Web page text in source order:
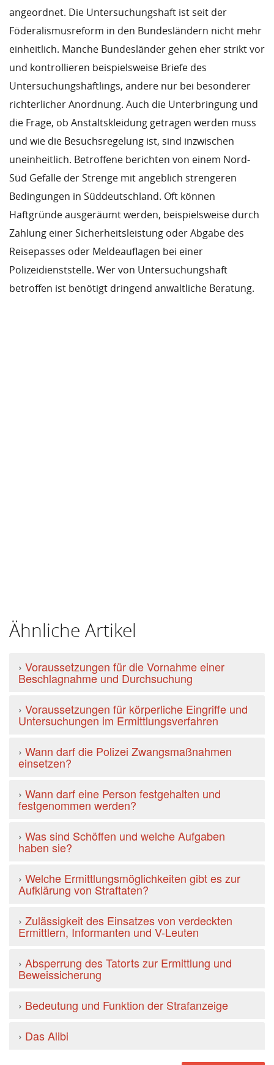
angeordnet. Die Untersuchungshaft ist seit der
Föderalismusreform in den Bundesländern nicht mehr
einheitlich. Manche Bundesländer gehen eher strikt vor
und kontrollieren beispielsweise Briefe des
Untersuchungshäftlings, andere nur bei besonderer
richterlicher Anordnung. Auch die Unterbringung und
die Frage, ob Anstaltskleidung getragen werden muss
und wie die Besuchsregelung ist, sind inzwischen
uneinheitlich. Betroffene berichten von einem Nord-
Süd Gefälle der Strenge mit angeblich strengeren
Bedingungen in Süddeutschland. Oft können
Haftgründe ausgeräumt werden, beispielsweise durch
Zahlung einer Sicherheitsleistung oder Abgabe des
Reisepasses oder Meldeauflagen bei einer
Polizeidienststelle. Wer von Untersuchungshaft
betroffen ist benötigt dringend anwaltliche Beratung.
Ähnliche Artikel
› Voraussetzungen für die Vornahme einer
Beschlagnahme und Durchsuchung
› Voraussetzungen für körperliche Eingriffe und
Untersuchungen im Ermittlungsverfahren
› Wann darf die Polizei Zwangsmaßnahmen
einsetzen?
› Wann darf eine Person festgehalten und
festgenommen werden?
› Was sind Schöffen und welche Aufgaben
haben sie?
› Welche Ermittlungsmöglichkeiten gibt es zur
Aufklärung von Straftaten?
› Zulässigkeit des Einsatzes von verdeckten
Ermittlern, Informanten und V-Leuten
› Absperrung des Tatorts zur Ermittlung und
Beweissicherung
› Bedeutung und Funktion der Strafanzeige
› Das Alibi